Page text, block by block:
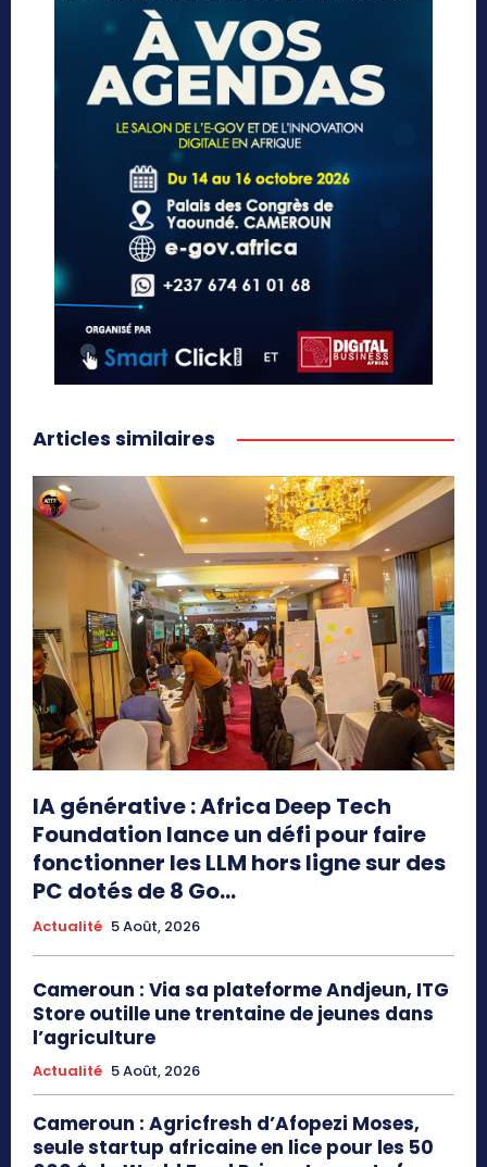
Articles similaires
IA générative : Africa Deep Tech
Foundation lance un défi pour faire
fonctionner les LLM hors ligne sur des
PC dotés de 8 Go...
Actualité 5 Août, 2026
Cameroun : Via sa plateforme Andjeun, ITG
Store outille une trentaine de jeunes dans
l’agriculture
Actualité 5 Août, 2026
Cameroun : Agricfresh d’Afopezi Moses,
seule startup africaine en lice pour les 50